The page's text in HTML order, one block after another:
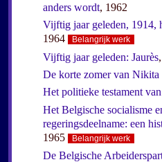
anders wordt, 1962
Vijftig jaar geleden, 1914,
1964
Belangrijk werk
Vijftig jaar geleden: Jaurès
De korte zomer van Nikita
Het politieke testament
Het Belgische socialisme
regeringsdeelname: een
1965
Belangrijk werk
De Belgische